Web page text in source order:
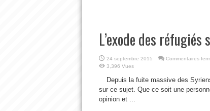
L’exode des
24 septembre 2015 Commentaires
3,396 Vues
Depuis la fuite massive des
sur ce sujet. Que ce soit une
opinion et ...